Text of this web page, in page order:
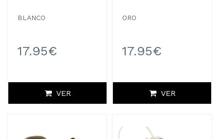
BLANCO
17.95€
VER
ORO
17.95€
VER